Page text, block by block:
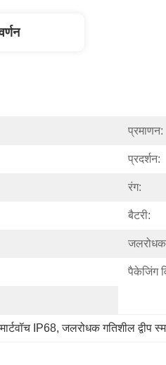
प्रमाणन:
प्रदर्शन:
रंग:
बैटरी:
पैकेजिंग
IP68, जलरोधक गतिशील द्वीप